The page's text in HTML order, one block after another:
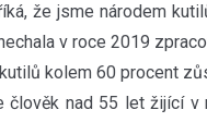
že jsme národem
v roce 2019
kolem 60 procent
člověk nad 55 let žijící